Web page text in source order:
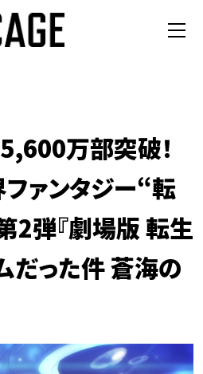
万部突破！
ァンタジー“転
2弾『劇場版 転生
だった件 蒼海の